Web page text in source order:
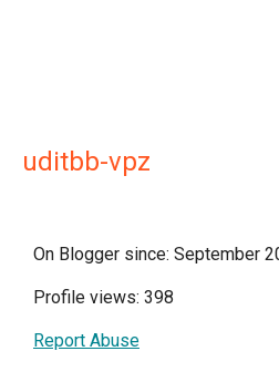
uditbb-vpz
On Blogger since: September
Profile views: 398
Report Abuse